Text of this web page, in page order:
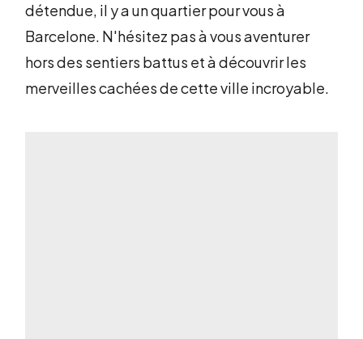
détendue, il y a un quartier pour vous à
Barcelone. N'hésitez pas à vous aventurer
hors des sentiers battus et à découvrir les
merveilles cachées de cette ville incroyable.